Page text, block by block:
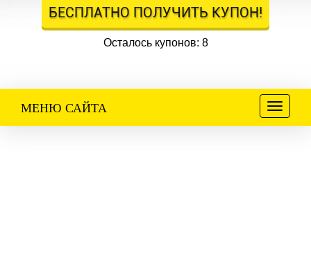
БЕСПЛАТНО ПОЛУЧИТЬ КУПОН!
Осталось купонов: 8
Меню
МЕНЮ САЙТА